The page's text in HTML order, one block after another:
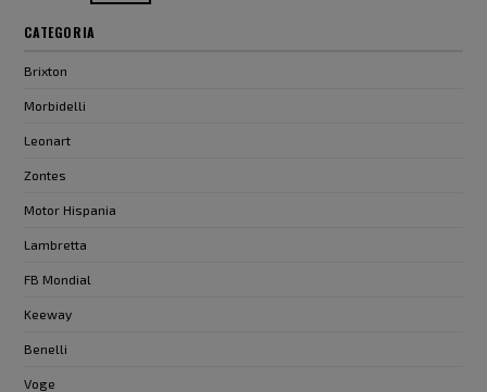
CATEGORIA
Brixton
Morbidelli
Leonart
Zontes
Motor Hispania
Lambretta
FB Mondial
Keeway
Benelli
Voge